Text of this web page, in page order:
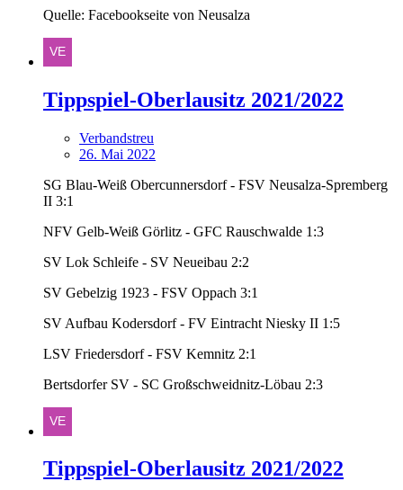
Quelle: Facebookseite von Neusalza
Tippspiel-Oberlausitz 2021/2022
Verbandstreu
26. Mai 2022
SG Blau-Weiß Obercunnersdorf - FSV Neusalza-Spremberg
II 3:1
NFV Gelb-Weiß Görlitz - GFC Rauschwalde 1:3
SV Lok Schleife - SV Neueibau 2:2
SV Gebelzig 1923 - FSV Oppach 3:1
SV Aufbau Kodersdorf - FV Eintracht Niesky II 1:5
LSV Friedersdorf - FSV Kemnitz 2:1
Bertsdorfer SV - SC Großschweidnitz-Löbau 2:3
Tippspiel-Oberlausitz 2021/2022